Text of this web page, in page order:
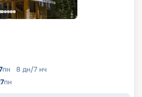
пн 8 дн/7 нч
пн